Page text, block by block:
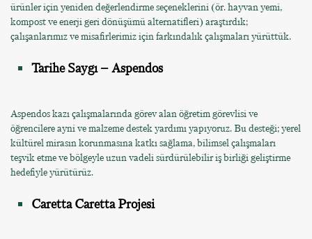
ürünler için yeniden değerlendirme seçeneklerini (ör. hayvan yemi,
kompost ve enerji geri dönüşümü alternatifleri) araştırdık;
çalışanlarımız ve misafirlerimiz için farkındalık çalışmaları yürüttük.
Tarihe Saygı – Aspendos
Aspendos kazı çalışmalarında görev alan öğretim görevlisi ve
öğrencilere ayni ve malzeme destek yardımı yapıyoruz. Bu desteği; yerel
kültürel mirasın korunmasına katkı sağlama, bilimsel çalışmaları
teşvik etme ve bölgeyle uzun vadeli sürdürülebilir iş birliği geliştirme
hedefiyle yürütürüz.
Caretta Caretta Projesi